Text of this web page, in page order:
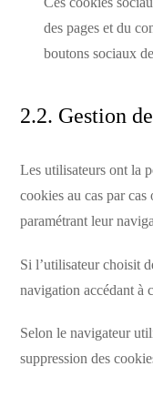
des pages et du
boutons sociaux
2.2. Gestion
Les utilisateurs ont la
cookies au cas par
paramétrant leur
Si l’utilisateur choisit
navigation accédant à
Selon le navigateur
suppression des